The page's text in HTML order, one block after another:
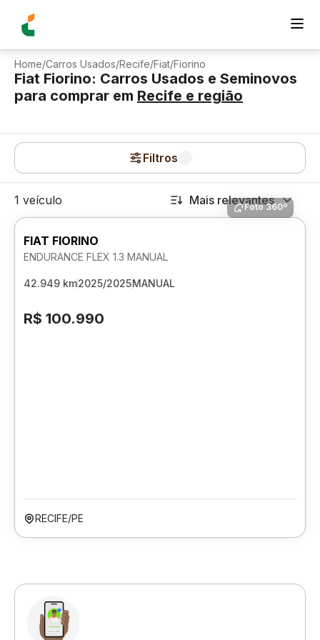
Home/Carros Usados/Recife/Fiat/Fiorino
Fiat Fiorino: Carros Usados e Seminovos
para comprar em Recife e região
Filtros
1 veículo Mais relevantes
Foto 360º
FIAT FIORINO
ENDURANCE FLEX 1.3 MANUAL
42.949 km2025/2025MANUAL
R$ 100.990
RECIFE/PE